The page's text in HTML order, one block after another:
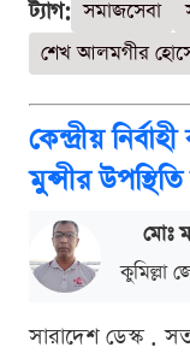
ট্যাগ: সমাজসেবা
শেখ আলমগীর
কেন্দ্রীয়
মুন্সীর উপস্থিতি
মোঃ
কুমিল্লা
সারাদেশ ডেস্ক .